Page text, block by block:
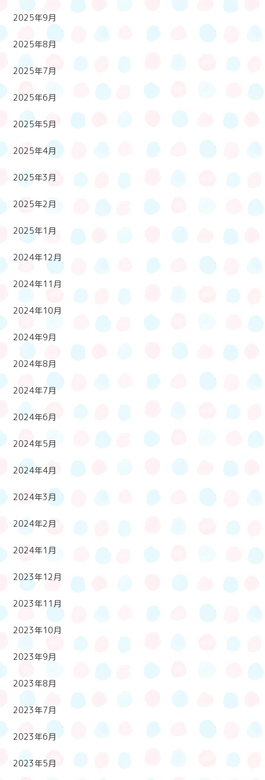
2025年9月
2025年8月
2025年7月
2025年6月
2025年5月
2025年4月
2025年3月
2025年2月
2025年1月
2024年12月
2024年11月
2024年10月
2024年9月
2024年8月
2024年7月
2024年6月
2024年5月
2024年4月
2024年3月
2024年2月
2024年1月
2023年12月
2023年11月
2023年10月
2023年9月
2023年8月
2023年7月
2023年6月
2023年5月